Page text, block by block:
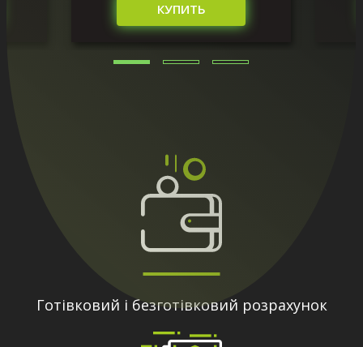
КУПИТЬ
Готівковий і безготівковий розрахунок